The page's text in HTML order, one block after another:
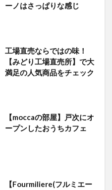
ーノはさっぱりな感じ
工場直売ならではの味！
【みどり工場直売所】で大
満足の人気商品をチェック
【moccaの部屋】戸次にオ
ープンしたおうちカフェ
【Fourmiliere(フルミエー